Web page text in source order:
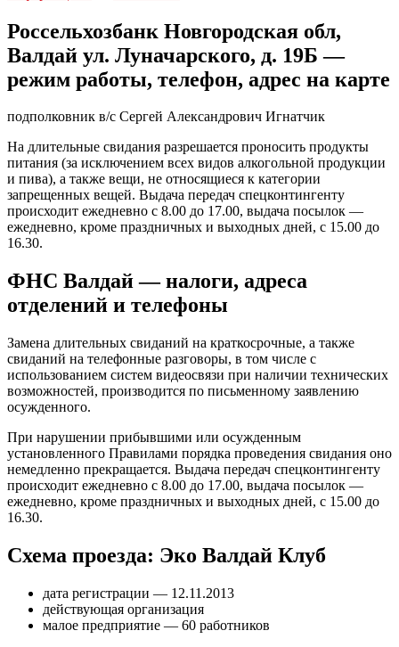
Россельхозбанк Новгородская обл,
Валдай ул. Луначарского, д. 19Б —
режим работы, телефон, адрес на карте
подполковник в/с Сергей Александрович Игнатчик
На длительные свидания разрешается проносить продукты
питания (за исключением всех видов алкогольной продукции
и пива), а также вещи, не относящиеся к категории
запрещенных вещей. Выдача передач спецконтингенту
происходит ежедневно с 8.00 до 17.00, выдача посылок —
ежедневно, кроме праздничных и выходных дней, с 15.00 до
16.30.
ФНС Валдай — налоги, адреса
отделений и телефоны
Замена длительных свиданий на краткосрочные, а также
свиданий на телефонные разговоры, в том числе с
использованием систем видеосвязи при наличии технических
возможностей, производится по письменному заявлению
осужденного.
При нарушении прибывшими или осужденным
установленного Правилами порядка проведения свидания оно
немедленно прекращается. Выдача передач спецконтингенту
происходит ежедневно с 8.00 до 17.00, выдача посылок —
ежедневно, кроме праздничных и выходных дней, с 15.00 до
16.30.
Схема проезда: Эко Валдай Клуб
дата регистрации — 12.11.2013
действующая организация
малое предприятие — 60 работников